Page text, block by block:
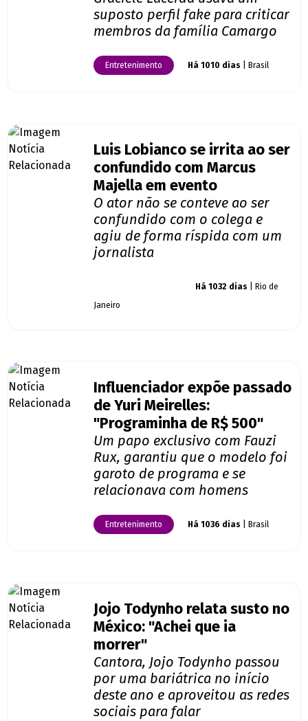
suposto perfil fake para criticar
membros da família Camargo
Entretenimento Há 1010 dias | Brasil
Luis Lobianco se irrita ao ser
confundido com Marcus
Majella em evento
O ator não se conteve ao ser
confundido com o colega e
agiu de forma ríspida com um
jornalista
Há 1032 dias | Rio de
Janeiro
Influenciador expõe passado
de Yuri Meirelles:
"Programinha de R$ 500"
Um papo exclusivo com Fauzi
Rux, garantiu que o modelo foi
garoto de programa e se
relacionava com homens
Entretenimento Há 1036 dias | Brasil
Jojo Todynho relata susto no
México: "Achei que ia
morrer"
Cantora, Jojo Todynho passou
por uma bariátrica no início
deste ano e aproveitou as redes
sociais para falar